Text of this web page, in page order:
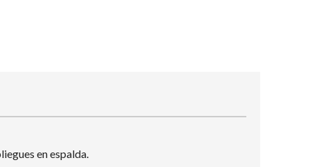
en espalda.